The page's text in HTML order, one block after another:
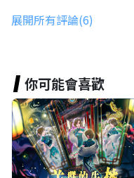
Angelina Yang
蘇珮淇
2024-08-18 12:50:09
展開所有評論(6)
你可能會喜歡